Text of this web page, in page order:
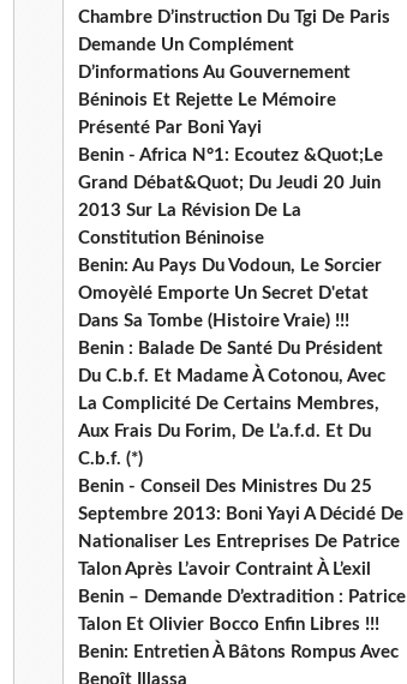
Chambre D’instruction Du Tgi De Paris
Demande Un Complément
D’informations Au Gouvernement
Béninois Et Rejette Le Mémoire
Présenté Par Boni Yayi
Benin - Africa N°1: Ecoutez &Quot;Le
Grand Débat&Quot; Du Jeudi 20 Juin
2013 Sur La Révision De La
Constitution Béninoise
Benin: Au Pays Du Vodoun, Le Sorcier
Omoyèlé Emporte Un Secret D'etat
Dans Sa Tombe (Histoire Vraie) !!!
Benin : Balade De Santé Du Président
Du C.b.f. Et Madame À Cotonou, Avec
La Complicité De Certains Membres,
Aux Frais Du Forim, De L’a.f.d. Et Du
C.b.f. (*)
Benin - Conseil Des Ministres Du 25
Septembre 2013: Boni Yayi A Décidé De
Nationaliser Les Entreprises De Patrice
Talon Après L’avoir Contraint À L’exil
Benin – Demande D’extradition : Patrice
Talon Et Olivier Bocco Enfin Libres !!!
Benin: Entretien À Bâtons Rompus Avec
Benoît Illassa